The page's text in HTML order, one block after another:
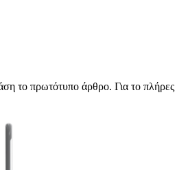
το πρωτότυπο άρθρο. Για το πλήρες